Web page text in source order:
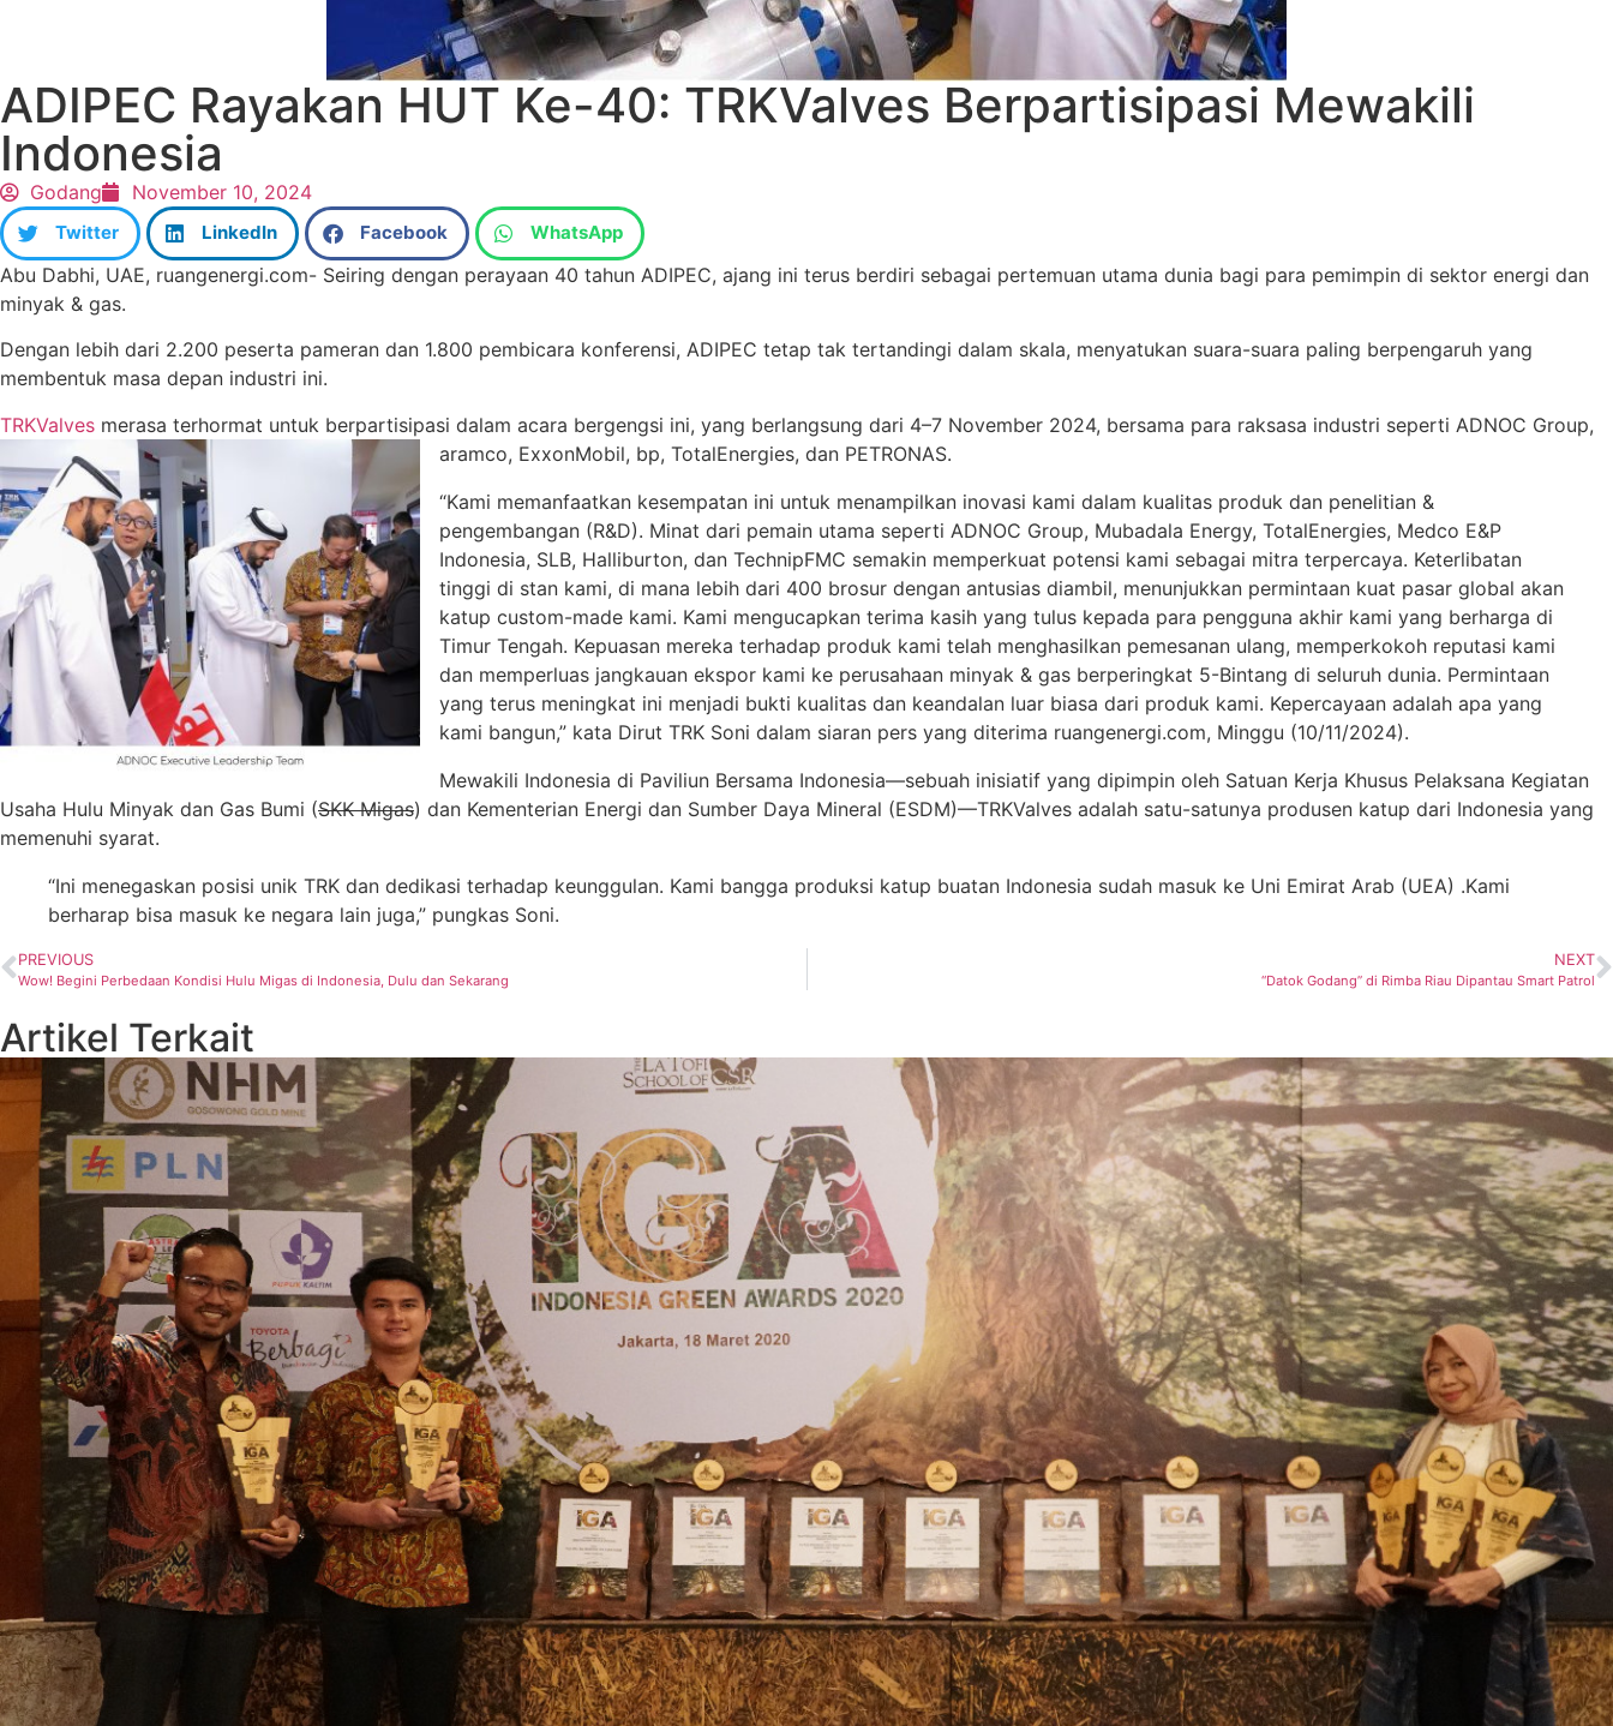
ADIPEC Rayakan HUT Ke-40: TRKValves Berpartisipasi Mewakili
Indonesia
Godang November 10, 2024
Twitter LinkedIn Facebook WhatsApp
Abu Dabhi, UAE, ruangenergi.com- Seiring dengan perayaan 40 tahun ADIPEC, ajang ini terus berdiri sebagai pertemuan utama dunia bagi para pemimpin di sektor energi dan
minyak & gas.
Dengan lebih dari 2.200 peserta pameran dan 1.800 pembicara konferensi, ADIPEC tetap tak tertandingi dalam skala, menyatukan suara-suara paling berpengaruh yang
membentuk masa depan industri ini.
TRKValves merasa terhormat untuk berpartisipasi dalam acara bergengsi ini, yang berlangsung dari 4–7 November 2024, bersama para raksasa industri seperti ADNOC Group,
aramco, ExxonMobil, bp, TotalEnergies, dan PETRONAS.
“Kami memanfaatkan kesempatan ini untuk menampilkan inovasi kami dalam kualitas produk dan penelitian &
pengembangan (R&D). Minat dari pemain utama seperti ADNOC Group, Mubadala Energy, TotalEnergies, Medco E&P
Indonesia, SLB, Halliburton, dan TechnipFMC semakin memperkuat potensi kami sebagai mitra terpercaya. Keterlibatan
tinggi di stan kami, di mana lebih dari 400 brosur dengan antusias diambil, menunjukkan permintaan kuat pasar global akan
katup custom-made kami. Kami mengucapkan terima kasih yang tulus kepada para pengguna akhir kami yang berharga di
Timur Tengah. Kepuasan mereka terhadap produk kami telah menghasilkan pemesanan ulang, memperkokoh reputasi kami
dan memperluas jangkauan ekspor kami ke perusahaan minyak & gas berperingkat 5-Bintang di seluruh dunia. Permintaan
yang terus meningkat ini menjadi bukti kualitas dan keandalan luar biasa dari produk kami. Kepercayaan adalah apa yang
kami bangun,” kata Dirut TRK Soni dalam siaran pers yang diterima ruangenergi.com, Minggu (10/11/2024).
Mewakili Indonesia di Paviliun Bersama Indonesia—sebuah inisiatif yang dipimpin oleh Satuan Kerja Khusus Pelaksana Kegiatan
Usaha Hulu Minyak dan Gas Bumi (SKK Migas) dan Kementerian Energi dan Sumber Daya Mineral (ESDM)—TRKValves adalah satu-satunya produsen katup dari Indonesia yang
memenuhi syarat.
“Ini menegaskan posisi unik TRK dan dedikasi terhadap keunggulan. Kami bangga produksi katup buatan Indonesia sudah masuk ke Uni Emirat Arab (UEA) .Kami
berharap bisa masuk ke negara lain juga,” pungkas Soni.
PREVIOUS
Wow! Begini Perbedaan Kondisi Hulu Migas di Indonesia, Dulu dan Sekarang
NEXT
“Datok Godang” di Rimba Riau Dipantau Smart Patrol
Artikel Terkait